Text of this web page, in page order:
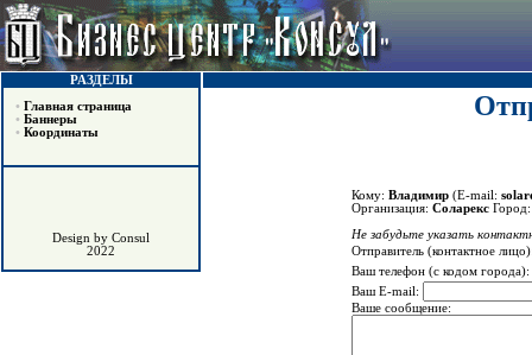
РАЗДЕЛЫ
• Главная страница
• Баннеры
• Координаты
Design by Consul
2022
Кому: Владимир (E-mail:
Организация: Соларекс
Не забудьте указать
Отправитель (контактное
Ваш телефон (с кодом города):
Ваш E-mail:
Ваше сообщение: